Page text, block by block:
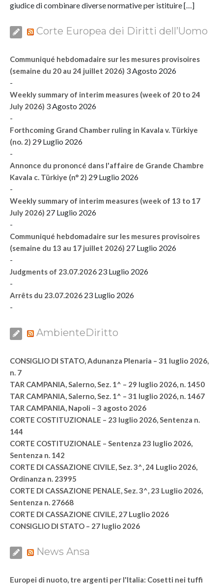
giudice di combinare diverse normative per istituire […]
Corte Europea dei Diritti dell’Uomo
Communiqué hebdomadaire sur les mesures provisoires
(semaine du 20 au 24 juillet 2026) 3 Agosto 2026
-
Weekly summary of interim measures (week of 20 to 24
July 2026) 3 Agosto 2026
-
Forthcoming Grand Chamber ruling in Kavala v. Türkiye
(no. 2) 29 Luglio 2026
-
Annonce du prononcé dans l'affaire de Grande Chambre
Kavala c. Türkiye (n° 2) 29 Luglio 2026
-
Weekly summary of interim measures (week of 13 to 17
July 2026) 27 Luglio 2026
-
Communiqué hebdomadaire sur les mesures provisoires
(semaine du 13 au 17 juillet 2026) 27 Luglio 2026
-
Judgments of 23.07.2026 23 Luglio 2026
-
Arrêts du 23.07.2026 23 Luglio 2026
-
AmbienteDiritto
CONSIGLIO DI STATO, Adunanza Plenaria – 31 luglio 2026,
n. 7
TAR CAMPANIA, Salerno, Sez. 1^ – 29 luglio 2026, n. 1450
TAR CAMPANIA, Salerno, Sez. 1^ – 31 luglio 2026, n. 1467
TAR CAMPANIA, Napoli – 3 agosto 2026
CORTE COSTITUZIONALE – 23 luglio 2026, Sentenza n.
144
CORTE COSTITUZIONALE – Sentenza 23 luglio 2026,
Sentenza n. 142
CORTE DI CASSAZIONE CIVILE, Sez. 3^, 24 Luglio 2026,
Ordinanza n. 23995
CORTE DI CASSAZIONE PENALE, Sez. 3^, 23 Luglio 2026,
Sentenza n. 27668
CORTE DI CASSAZIONE CIVILE, 27 Luglio 2026
CONSIGLIO DI STATO – 27 luglio 2026
News Ansa
Europei di nuoto, tre argenti per l'Italia: Cosetti nei tuffi